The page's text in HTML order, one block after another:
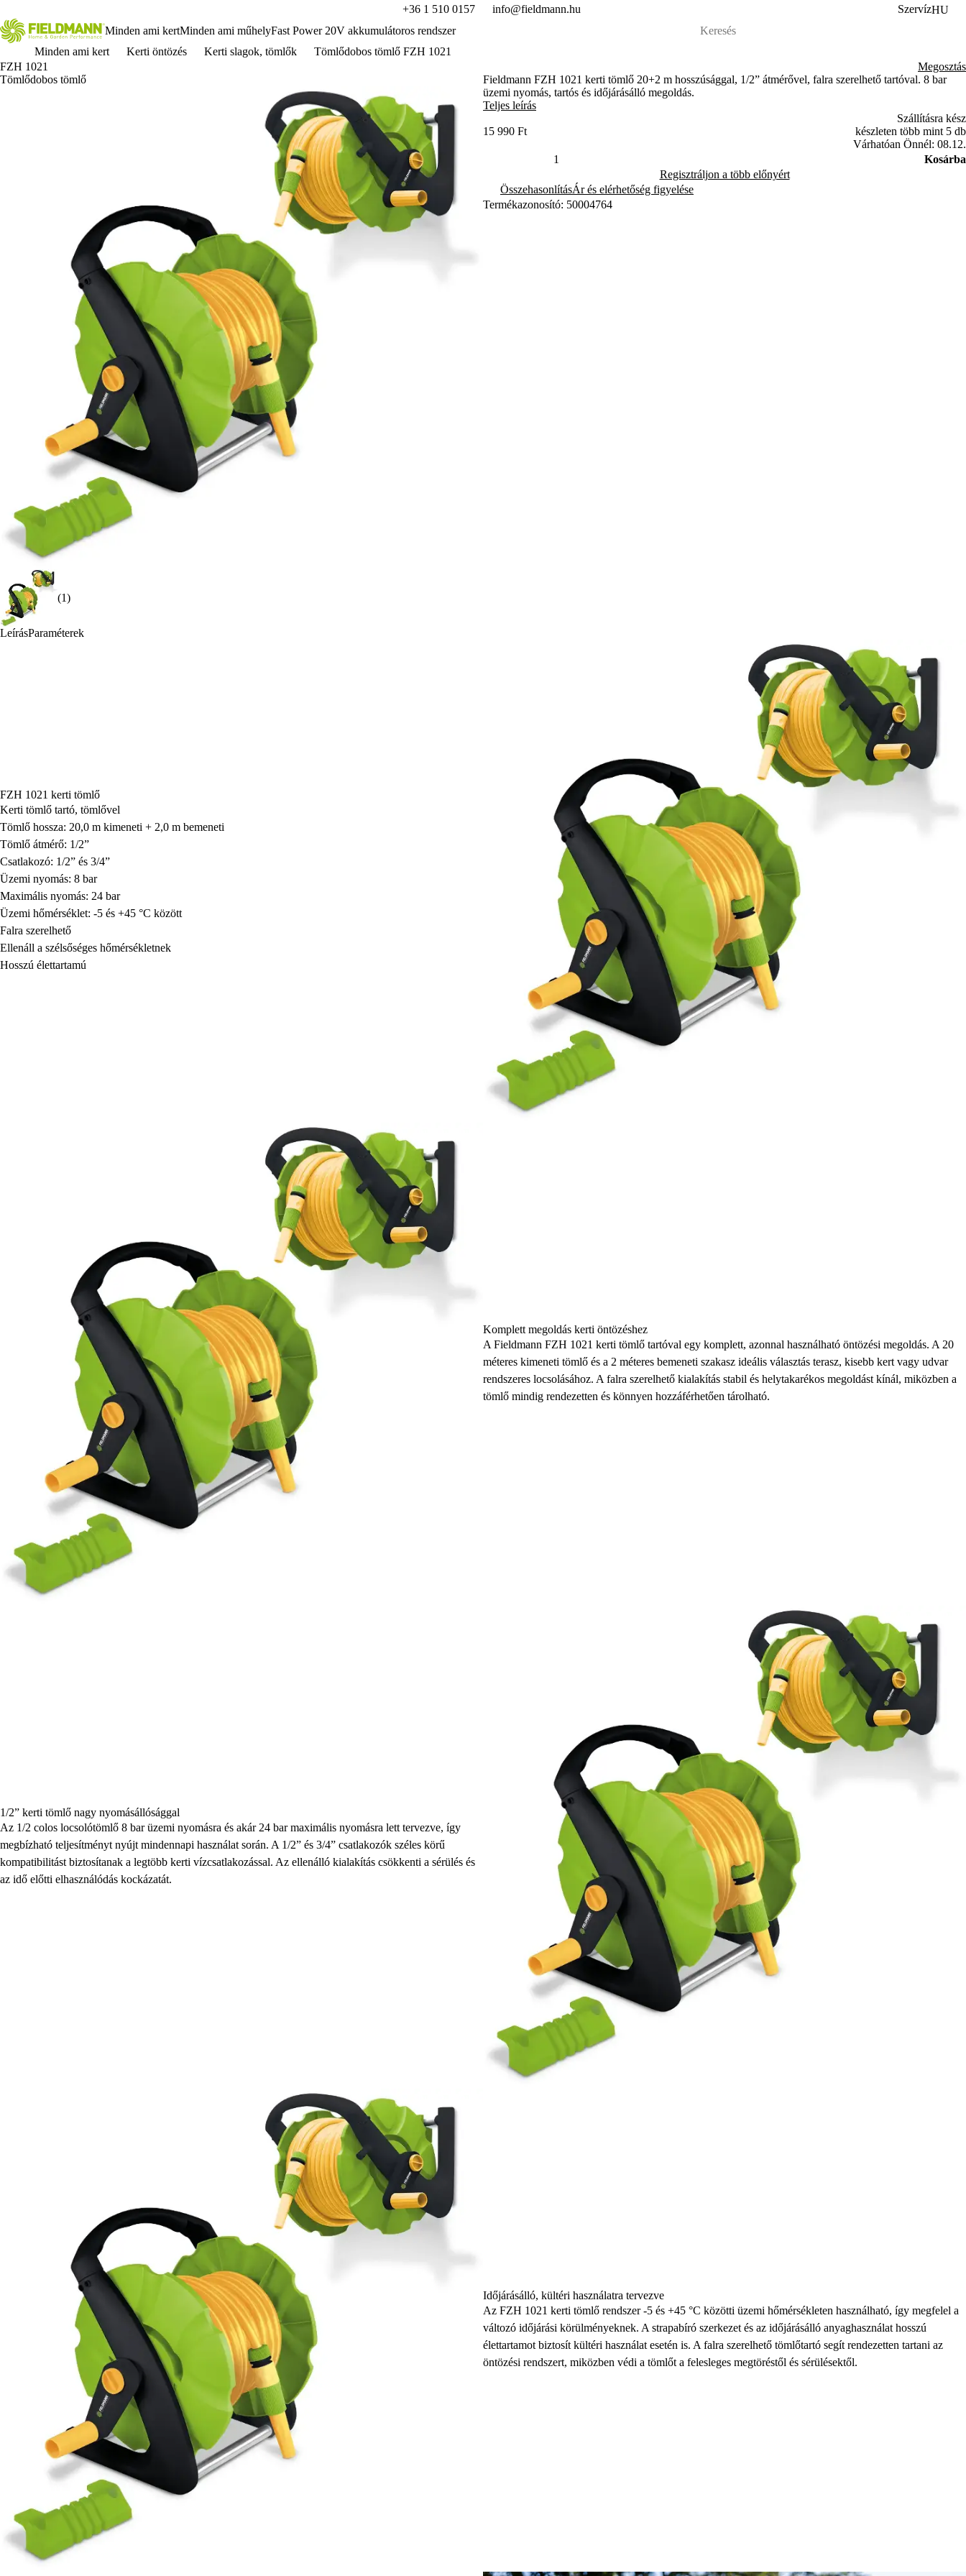
+36 1 510 0157 info@fieldmann.hu SzervízHU
Minden ami kertMinden ami műhelyFast Power 20V akkumulátoros rendszer
Minden ami kert
Kerti öntözés Kerti slagok, tömlők
Tömlődobos tömlő FZH 1021
FZH 1021
Tömlődobos tömlő
(1)
Megosztás
Fieldmann FZH 1021 kerti tömlő 20+2 m hosszúsággal, 1/2” átmérővel, falra szerelhető tartóval. 8 bar
üzemi nyomás, tartós és időjárásálló megoldás.
Teljes leírás
15 990 Ft
Szállításra kész
készleten több mint 5 db
Várhatóan Önnél: 08.12.
Kosárba
Regisztráljon a több előnyért
ÖsszehasonlításÁr és elérhetőség figyelése
Termékazonosító: 50004764
LeírásParaméterek
FZH 1021 kerti tömlő
Kerti tömlő tartó, tömlővel
Tömlő hossza: 20,0 m kimeneti + 2,0 m bemeneti
Tömlő átmérő: 1/2”
Csatlakozó: 1/2” és 3/4”
Üzemi nyomás: 8 bar
Maximális nyomás: 24 bar
Üzemi hőmérséklet: -5 és +45 °C között
Falra szerelhető
Ellenáll a szélsőséges hőmérsékletnek
Hosszú élettartamú
Komplett megoldás kerti öntözéshez
A Fieldmann FZH 1021 kerti tömlő tartóval egy komplett, azonnal használható öntözési megoldás. A 20
méteres kimeneti tömlő és a 2 méteres bemeneti szakasz ideális választás terasz, kisebb kert vagy udvar
rendszeres locsolásához. A falra szerelhető kialakítás stabil és helytakarékos megoldást kínál, miközben a
tömlő mindig rendezetten és könnyen hozzáférhetően tárolható.
1/2” kerti tömlő nagy nyomásállósággal
Az 1/2 colos locsolótömlő 8 bar üzemi nyomásra és akár 24 bar maximális nyomásra lett tervezve, így
megbízható teljesítményt nyújt mindennapi használat során. A 1/2” és 3/4” csatlakozók széles körű
kompatibilitást biztosítanak a legtöbb kerti vízcsatlakozással. Az ellenálló kialakítás csökkenti a sérülés és
az idő előtti elhasználódás kockázatát.
Időjárásálló, kültéri használatra tervezve
Az FZH 1021 kerti tömlő rendszer -5 és +45 °C közötti üzemi hőmérsékleten használható, így megfelel a
változó időjárási körülményeknek. A strapabíró szerkezet és az időjárásálló anyaghasználat hosszú
élettartamot biztosít kültéri használat esetén is. A falra szerelhető tömlőtartó segít rendezetten tartani az
öntözési rendszert, miközben védi a tömlőt a felesleges megtöréstől és sérülésektől.